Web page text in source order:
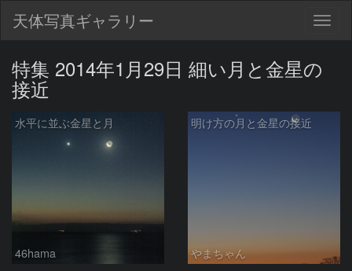
天体写真ギャラリー
特集 2014年1月29日 細い月と金星の
接近
水平に並ぶ金星と月
46hama
明け方の月と金星の接近
やまちゃん